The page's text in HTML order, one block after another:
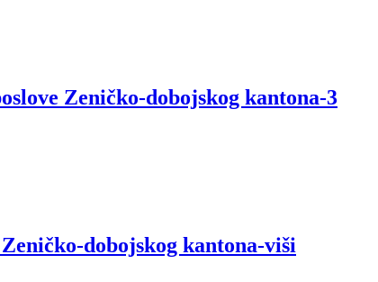
Zeničko-dobojskog kantona-3
dobojskog kantona-viši